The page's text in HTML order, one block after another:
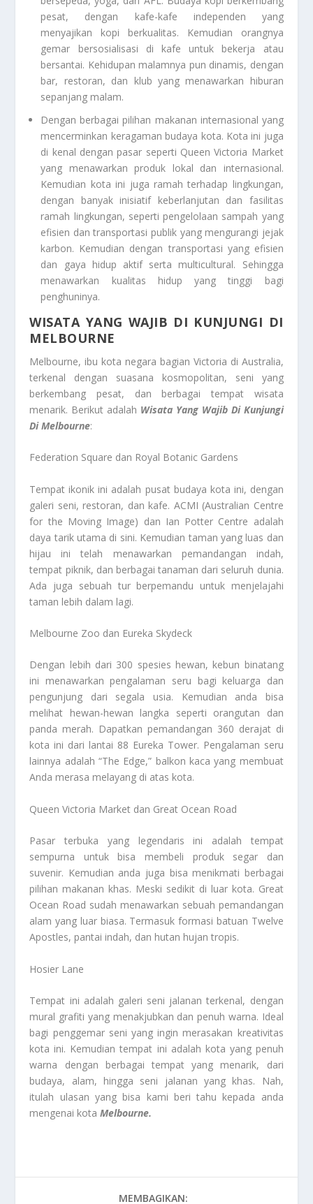
pesat, dengan kafe-kafe independen yang
menyajikan kopi berkualitas. Kemudian orangnya
gemar bersosialisasi di kafe untuk bekerja atau
bersantai. Kehidupan malamnya pun dinamis, dengan
bar, restoran, dan klub yang menawarkan hiburan
sepanjang malam.
Dengan berbagai pilihan makanan internasional yang
mencerminkan keragaman budaya kota. Kota ini juga
di kenal dengan pasar seperti Queen Victoria Market
yang menawarkan produk lokal dan internasional.
Kemudian kota ini juga ramah terhadap lingkungan,
dengan banyak inisiatif keberlanjutan dan fasilitas
ramah lingkungan, seperti pengelolaan sampah yang
efisien dan transportasi publik yang mengurangi jejak
karbon. Kemudian dengan transportasi yang efisien
dan gaya hidup aktif serta multicultural. Sehingga
menawarkan kualitas hidup yang tinggi bagi
penghuninya.
WISATA YANG WAJIB DI KUNJUNGI DI
MELBOURNE
Melbourne, ibu kota negara bagian Victoria di Australia,
terkenal dengan suasana kosmopolitan, seni yang
berkembang pesat, dan berbagai tempat wisata
menarik. Berikut adalah Wisata Yang Wajib Di Kunjungi
Di Melbourne:
Federation Square dan Royal Botanic Gardens
Tempat ikonik ini adalah pusat budaya kota ini, dengan
galeri seni, restoran, dan kafe. ACMI (Australian Centre
for the Moving Image) dan Ian Potter Centre adalah
daya tarik utama di sini. Kemudian taman yang luas dan
hijau ini telah menawarkan pemandangan indah,
tempat piknik, dan berbagai tanaman dari seluruh dunia.
Ada juga sebuah tur berpemandu untuk menjelajahi
taman lebih dalam lagi.
Melbourne Zoo dan Eureka Skydeck
Dengan lebih dari 300 spesies hewan, kebun binatang
ini menawarkan pengalaman seru bagi keluarga dan
pengunjung dari segala usia. Kemudian anda bisa
melihat hewan-hewan langka seperti orangutan dan
panda merah. Dapatkan pemandangan 360 derajat di
kota ini dari lantai 88 Eureka Tower. Pengalaman seru
lainnya adalah “The Edge,” balkon kaca yang membuat
Anda merasa melayang di atas kota.
Queen Victoria Market dan Great Ocean Road
Pasar terbuka yang legendaris ini adalah tempat
sempurna untuk bisa membeli produk segar dan
suvenir. Kemudian anda juga bisa menikmati berbagai
pilihan makanan khas. Meski sedikit di luar kota. Great
Ocean Road sudah menawarkan sebuah pemandangan
alam yang luar biasa. Termasuk formasi batuan Twelve
Apostles, pantai indah, dan hutan hujan tropis.
Hosier Lane
Tempat ini adalah galeri seni jalanan terkenal, dengan
mural grafiti yang menakjubkan dan penuh warna. Ideal
bagi penggemar seni yang ingin merasakan kreativitas
kota ini. Kemudian tempat ini adalah kota yang penuh
warna dengan berbagai tempat yang menarik, dari
budaya, alam, hingga seni jalanan yang khas. Nah,
itulah ulasan yang bisa kami beri tahu kepada anda
mengenai kotaMelbourne.
MEMBAGIKAN: